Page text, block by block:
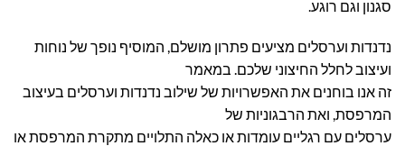
סגנון וגם רוגע.
נדנדות וערסלים מציעים פתרון מושלם, המוסיף נופך של נוחות
ועיצוב לחלל החיצוני שלכם. במאמר
זה אנו בוחנים את האפשרויות של שילוב נדנדות וערסלים בעיצוב
המרפסת, ואת הרבגוניות של
ערסלים עם רגליים עומדות או כאלה התלויים מתקרת המרפסת או